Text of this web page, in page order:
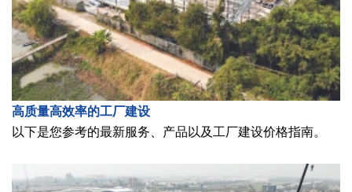
高质量高效率的工厂建设
以下是您参考的最新服务、产品以及工厂建设价格指南。